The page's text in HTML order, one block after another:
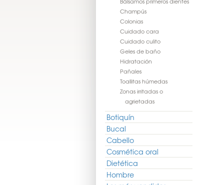
Champús
Colonias
Cuidado cara
Cuidado culito
Geles de baño
Hidratación
Pañales
Toallitas húmedas
Zonas irritadas o
agrietadas
Botiquín
Bucal
Cabello
Cosmética oral
Dietética
Hombre
Narhinel Confort Recambios
10uds
Spray Nasal 15ml